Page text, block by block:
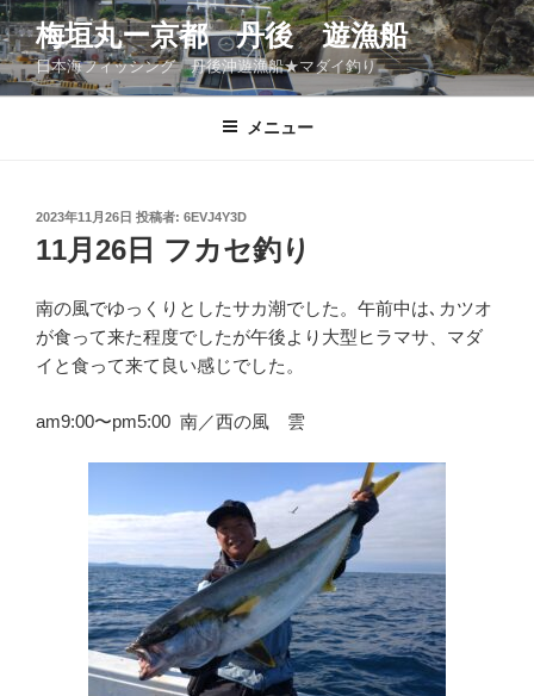
コ
ン
テ
ン
梅垣丸ー京都 丹後 遊漁船
日本海フィッシング 丹後沖遊漁船★マダイ釣り
メニュー
投
稿
日:
2023年11月26日 投稿者: 6EVJ4Y3D
11月26日 フカセ釣り
南の風でゆっくりとしたサカ潮でした。午前中は､カツオ
が食って来た程度でしたが午後より大型ヒラマサ、マダ
イと食って来て良い感じでした。
am9:00〜pm5:00 南／西の風 雲